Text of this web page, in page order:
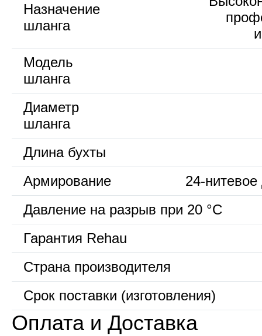
Назначение
шланга
Модель
шланга
Диаметр
шланга
Длина бухты
Армирование
24-нитевое
Давление на разрыв при 20 °С
Гарантия Rehau
Страна производителя
Срок поставки (изготовления)
Оплата и Доставка